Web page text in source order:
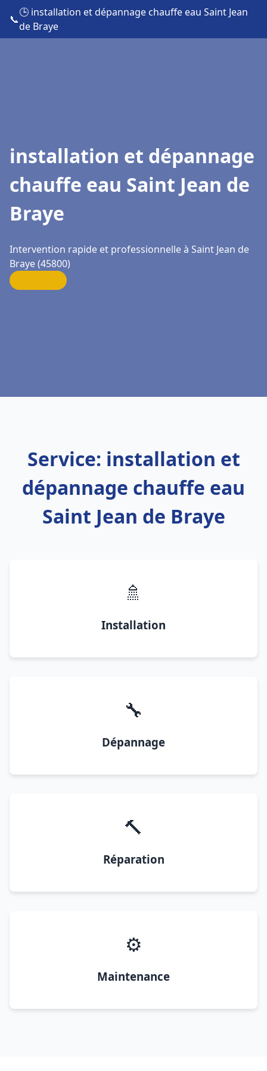
📞
🕒 installation et dépannage chauffe eau Saint Jean
de Braye
installation et dépannage
chauffe eau Saint Jean de
Braye
Intervention rapide et professionnelle à Saint Jean de
Braye (45800)
Service: installation et
dépannage chauffe eau
Saint Jean de Braye
🚿
Installation
🔧
Dépannage
🔨
Réparation
⚙️
Maintenance